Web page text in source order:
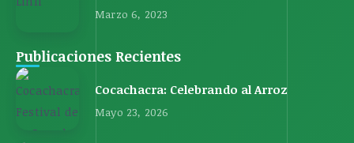
Marzo 6, 2023
Publicaciones Recientes
Cocachacra: Celebrando al Arroz
Mayo 23, 2026